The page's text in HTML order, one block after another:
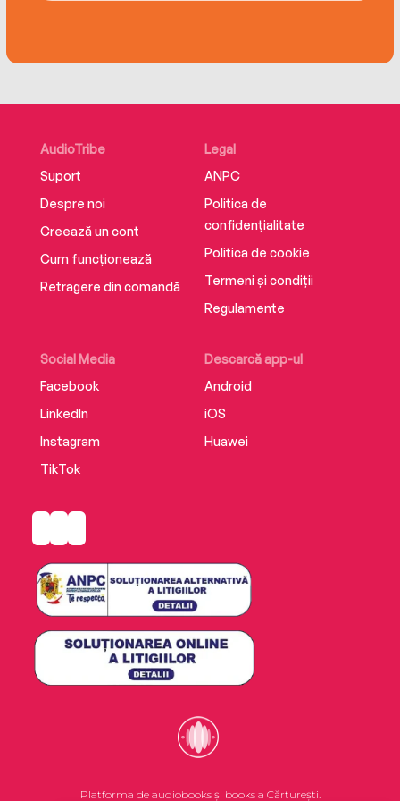
An inspired exploration of home, family and
a sharp-eyed observer who finds her voice and
tell.
AudioTribe
Suport
Despre noi
Creează un cont
Cum funcționează
Retragere din comandă
Social Media
Facebook
LinkedIn
Instagram
TikTok
Descarcă app-ul
Android
iOS
Huawei
Legal
ANPC
Politica de
confidențialitate
Politica de cookie
Termeni și condiții
Regulamente
Platforma de audiobooks și books a Cărturești.